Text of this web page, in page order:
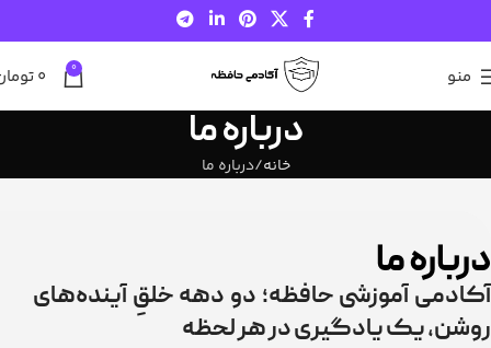
منو 0
0
درباره ما
خانه درباره ما
درباره ما
آکادمی آموزشی حافظه؛ دو دهه خلقِ آینده‌های
روشن، یک یادگیری در هر لحظه